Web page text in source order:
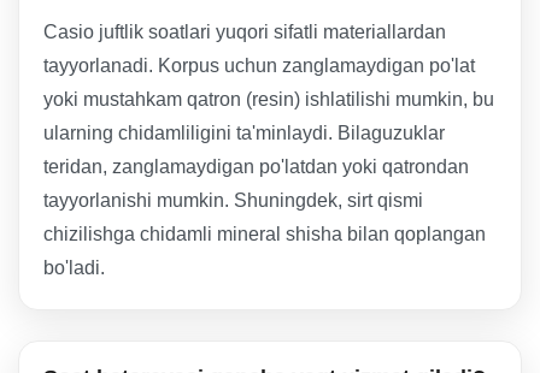
Casio juftlik soatlari yuqori sifatli materiallardan
tayyorlanadi. Korpus uchun zanglamaydigan po'lat
yoki mustahkam qatron (resin) ishlatilishi mumkin, bu
ularning chidamliligini ta'minlaydi. Bilaguzuklar
teridan, zanglamaydigan po'latdan yoki qatrondan
tayyorlanishi mumkin. Shuningdek, sirt qismi
chizilishga chidamli mineral shisha bilan qoplangan
bo'ladi.